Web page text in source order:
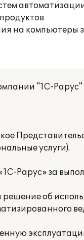
на компьютеры
"1С-Рарус"
услуги).
Рарус» за
об